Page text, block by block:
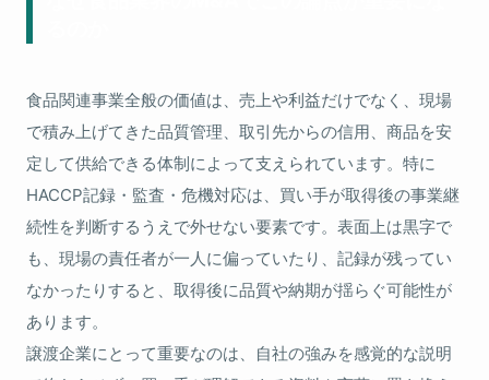
食品関連事業全般の価値は、売上や利益だけでなく、現場
で積み上げてきた品質管理、取引先からの信用、商品を安
定して供給できる体制によって支えられています。特に
HACCP記録・監査・危機対応は、買い手が取得後の事業継
続性を判断するうえで外せない要素です。表面上は黒字で
も、現場の責任者が一人に偏っていたり、記録が残ってい
なかったりすると、取得後に品質や納期が揺らぐ可能性が
あります。
譲渡企業にとって重要なのは、自社の強みを感覚的な説明